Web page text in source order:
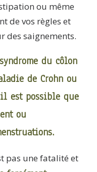
ou même
de vos règles et
des saignements.
du côlon
de Crohn ou
est possible que
ou
pas une fatalité et